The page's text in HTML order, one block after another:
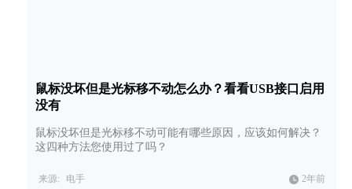
鼠标没坏但是光标移不动怎么办？看看USB接口启用
没有
鼠标没坏但是光标移不动可能有哪些原因，应该如何解决？
这四种方法您使用过了吗？
来源: 电手 2年前